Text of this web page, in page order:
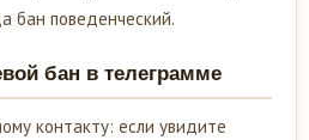
бан поведенческий.
бан в телеграмме
контакту: если увидите